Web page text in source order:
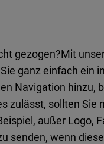
gezogen?Mit
ganz einfach ein
Navigation hinzu,
zulässt, sollten Sie
außer Logo,
senden, wenn